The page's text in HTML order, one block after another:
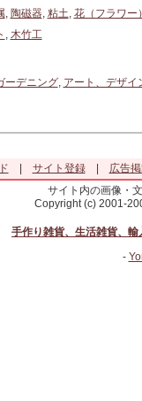
, 陶磁器, 粘土, 花（フラワー
, 木竹工
ーデニング, アート、デザイ
サイト登録|
広告
サイト内の画像・
Copyright (c) 2001-
手作り雑貨、生活雑貨、
-